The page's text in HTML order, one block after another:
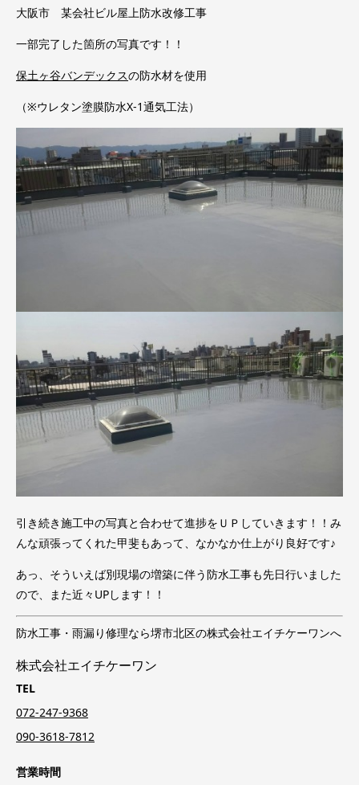
大阪市 某会社ビル屋上防水改修工事
一部完了した箇所の写真です！！
保土ヶ谷バンデックスの防水材を使用
（※ウレタン塗膜防水X-1通気工法）
引き続き施工中の写真と合わせて進捗をＵＰしていきます！！み
んな頑張ってくれた甲斐もあって、なかなか仕上がり良好です♪
あっ、そういえば別現場の増築に伴う防水工事も先日行いました
ので、また近々UPします！！
防水工事・雨漏り修理なら堺市北区の株式会社エイチケーワンへ
株式会社エイチケーワン
TEL
072-247-9368
090-3618-7812
営業時間